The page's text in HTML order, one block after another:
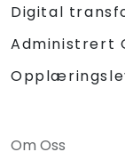
Digital
Administrert
Om Oss